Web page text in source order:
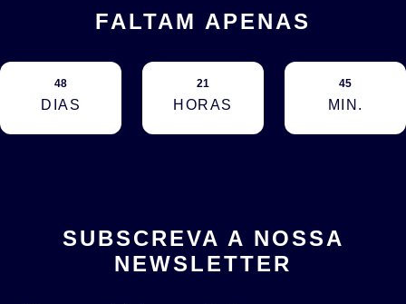
FALTAM APENAS
48
DIAS
21
HORAS
45
MIN.
SUBSCREVA A NOSSA
NEWSLETTER